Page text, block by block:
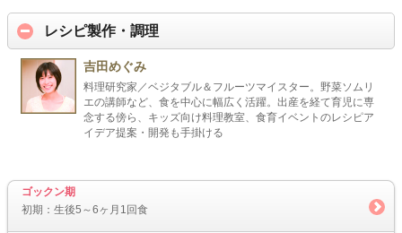
レシピ製作・調理
吉田めぐみ
料理研究家／ベジタブル＆フルーツマイスター。野菜ソムリ
エの講師など、食を中心に幅広く活躍。出産を経て育児に専
念する傍ら、キッズ向け料理教室、食育イベントのレシピア
イデア提案・開発も手掛ける
ゴックン期
初期：生後5～6ヶ月1回食